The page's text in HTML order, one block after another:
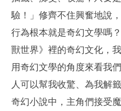
驗！」修齊不住興奮地說
行為根本就是奇幻文學嗎
獸世界》裡的奇幻文化，
用奇幻文學的角度來看我
人可以幫我收驚、為我解
奇幻小說中，主角們接受